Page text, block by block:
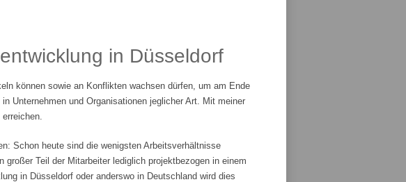
in Düsseldorf
können sowie an Konflikten wachsen dürfen, um am Ende
Unternehmen und Organisationen jeglicher Art. Mit meiner
Schon heute sind die wenigsten Arbeitsverhältnisse
Teil der Mitarbeiter lediglich projektbezogen in einem
in Düsseldorf oder anderswo in Deutschland wird dies